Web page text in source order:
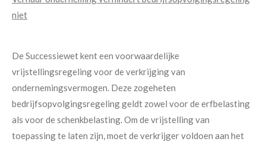
niet
De Successiewet kent een voorwaardelijke
vrijstellingsregeling voor de verkrijging van
ondernemingsvermogen. Deze zogeheten
bedrijfsopvolgingsregeling geldt zowel voor de erfbelasting
als voor de schenkbelasting. Om de vrijstelling van
toepassing te laten zijn, moet de verkrijger voldoen aan het